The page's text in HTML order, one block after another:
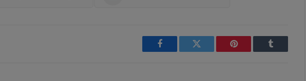
Facebook Twitter Pinterest Tumblr